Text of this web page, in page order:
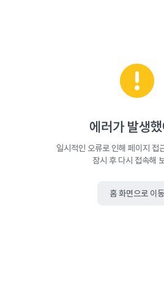
에러가 발생
일시적인 오류로 인해 페이지 접
잠시 후 다시 접속해
홈 화면으로 이동